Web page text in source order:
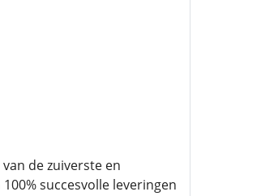
de zuiverste en
succesvolle leveringen